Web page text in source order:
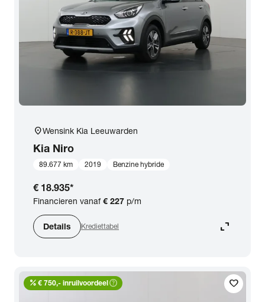
location_onWensink Kia Leeuwarden
Kia Niro
89.677 km 2019 Benzine hybride
€ 18.935*
Financieren vanaf€ 227 p/m
Details Krediettabel expand_content
favorite
percent € 750,- inruilvoordeelhelp_outline